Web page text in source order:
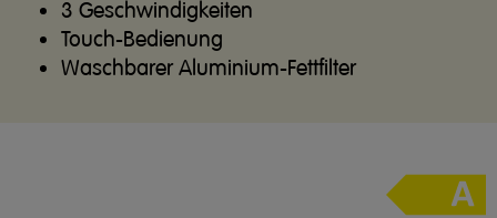
3 Geschwindigkeiten
Touch-Bedienung
Waschbarer Aluminium-Fettfilter